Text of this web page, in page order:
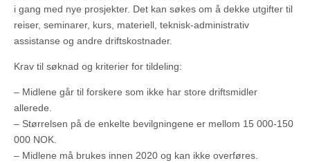
i gang med nye prosjekter. Det kan søkes om å dekke utgifter til
reiser, seminarer, kurs, materiell, teknisk-administrativ
assistanse og andre driftskostnader.
Krav til søknad og kriterier for tildeling:
– Midlene går til forskere som ikke har store driftsmidler
allerede.
– Størrelsen på de enkelte bevilgningene er mellom 15 000-150
000 NOK.
– Midlene må brukes innen 2020 og kan ikke overføres.